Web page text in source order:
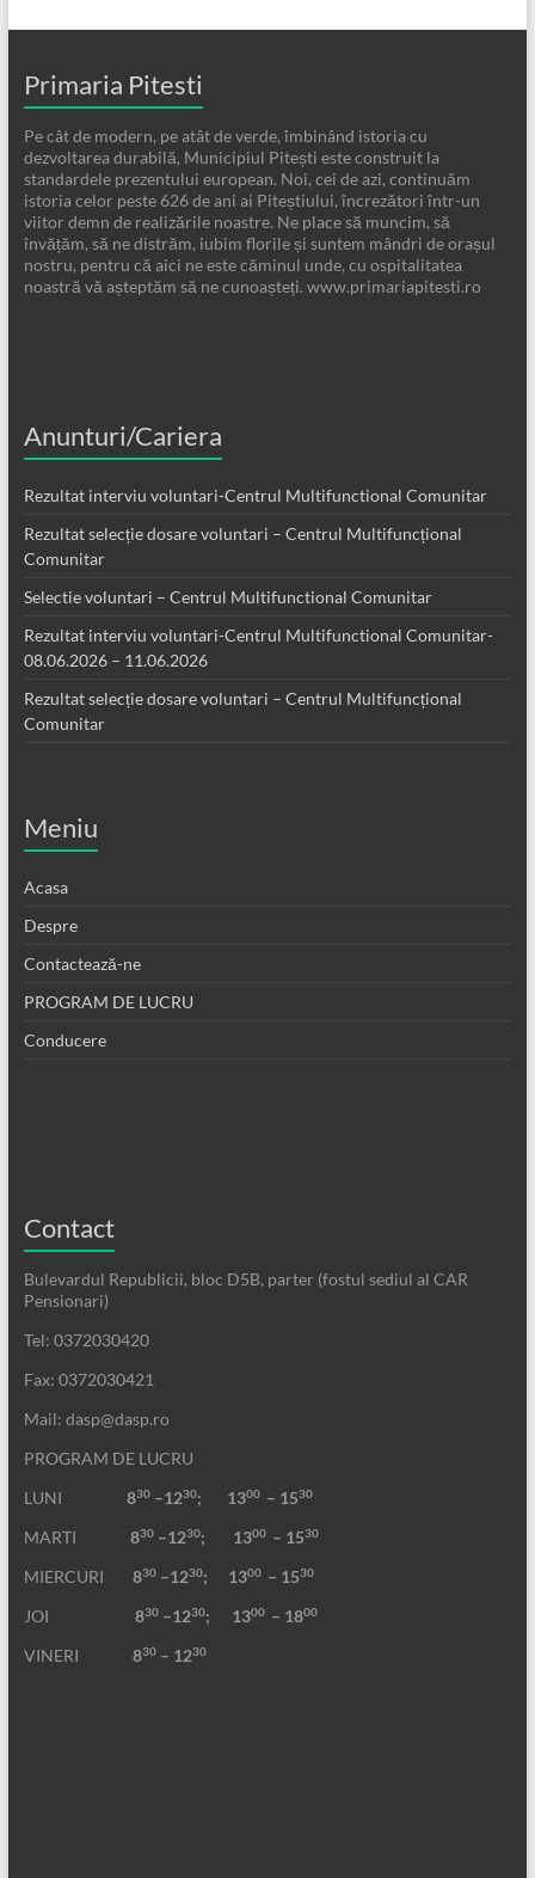
Primaria Pitesti
Pe cât de modern, pe atât de verde, îmbinând istoria cu
dezvoltarea durabilă, Municipiul Pitești este construit la
standardele prezentului european. Noi, cei de azi, continuăm
istoria celor peste 626 de ani ai Piteștiului, încrezători într-un
viitor demn de realizările noastre. Ne place să muncim, să
învățăm, să ne distrăm, iubim florile și suntem mândri de orașul
nostru, pentru că aici ne este căminul unde, cu ospitalitatea
noastră vă așteptăm să ne cunoașteți. www.primariapitesti.ro
Anunturi/Cariera
Rezultat interviu voluntari-Centrul Multifunctional Comunitar
Rezultat selecție dosare voluntari – Centrul Multifuncțional
Comunitar
Selectie voluntari – Centrul Multifunctional Comunitar
Rezultat interviu voluntari-Centrul Multifunctional Comunitar-
08.06.2026 – 11.06.2026
Rezultat selecție dosare voluntari – Centrul Multifuncțional
Comunitar
Meniu
Acasa
Despre
Contactează-ne
PROGRAM DE LUCRU
Conducere
Contact
Bulevardul Republicii, bloc D5B, parter (fostul sediul al CAR
Pensionari)
Tel: 0372030420
Fax: 0372030421
Mail: dasp@dasp.ro
PROGRAM DE LUCRU
LUNI
830–1230; 1300 – 1530
MARTI 830–1230; 1300 – 1530
MIERCURI 830–1230; 1300 – 1530
JOI 830–1230; 1300 – 1800
VINERI 830– 1230